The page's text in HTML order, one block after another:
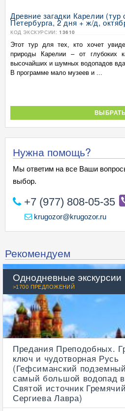
Древние загадки Карелии
Петербурга, 2 дня + ж/д,
КОД ЭКСКУРСИИ: 13610
Этот тур для тех, кто хочет
природы Карелии – от глубоких
высочайших и шумных водопадов
В программе мало музеев и ...
Нужна помощь?
Мы ответим на все Ваши
выбор.
+7 (977) 808-05-35
krugozor@krugozor.ru
Рекомендуем
Однодневные экскурсии
>1700 ПРЕДЛОЖЕНИЙ
Предания Преподобных.
ключ и чудотворная Русь
(Гефсиманский
самый большой водопад
Святой источник
Сергиева Лавра)